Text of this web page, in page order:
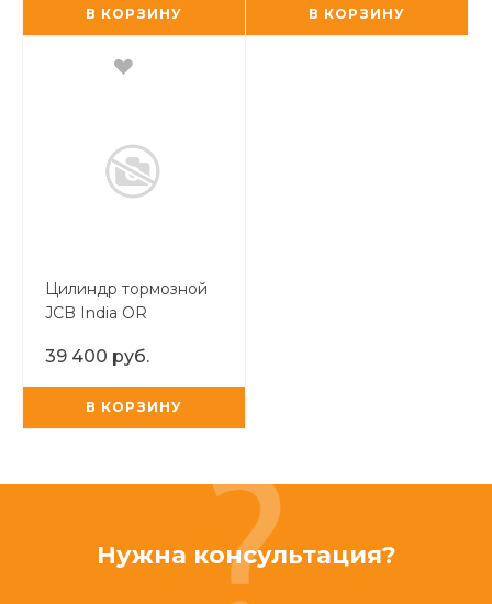
В КОРЗИНУ В КОРЗИНУ
Цилиндр тормозной
JCB India OR
39 400 руб.
В КОРЗИНУ
Нужна консультация?